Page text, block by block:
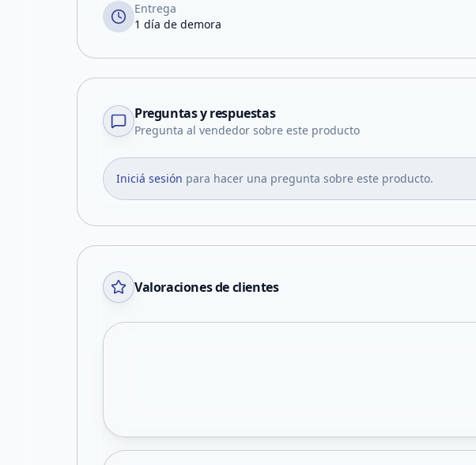
Entrega
1 día de demora
Preguntas y respuestas
Pregunta al vendedor sobre este producto
Iniciá sesión para hacer una pregunta sobre este producto.
Valoraciones de clientes